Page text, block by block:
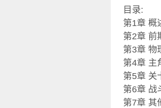
目录:
第1章 概
第2章 前
第3章 物
第4章 主
第5章 关
第6章 战
第7章 其